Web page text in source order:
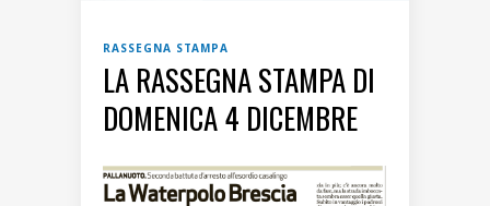
RASSEGNA STAMPA
LA RASSEGNA STAMPA DI
DOMENICA 4 DICEMBRE